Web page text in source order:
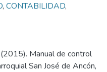
, CONTABILIDAD,
Manual de control
San José de Ancón,